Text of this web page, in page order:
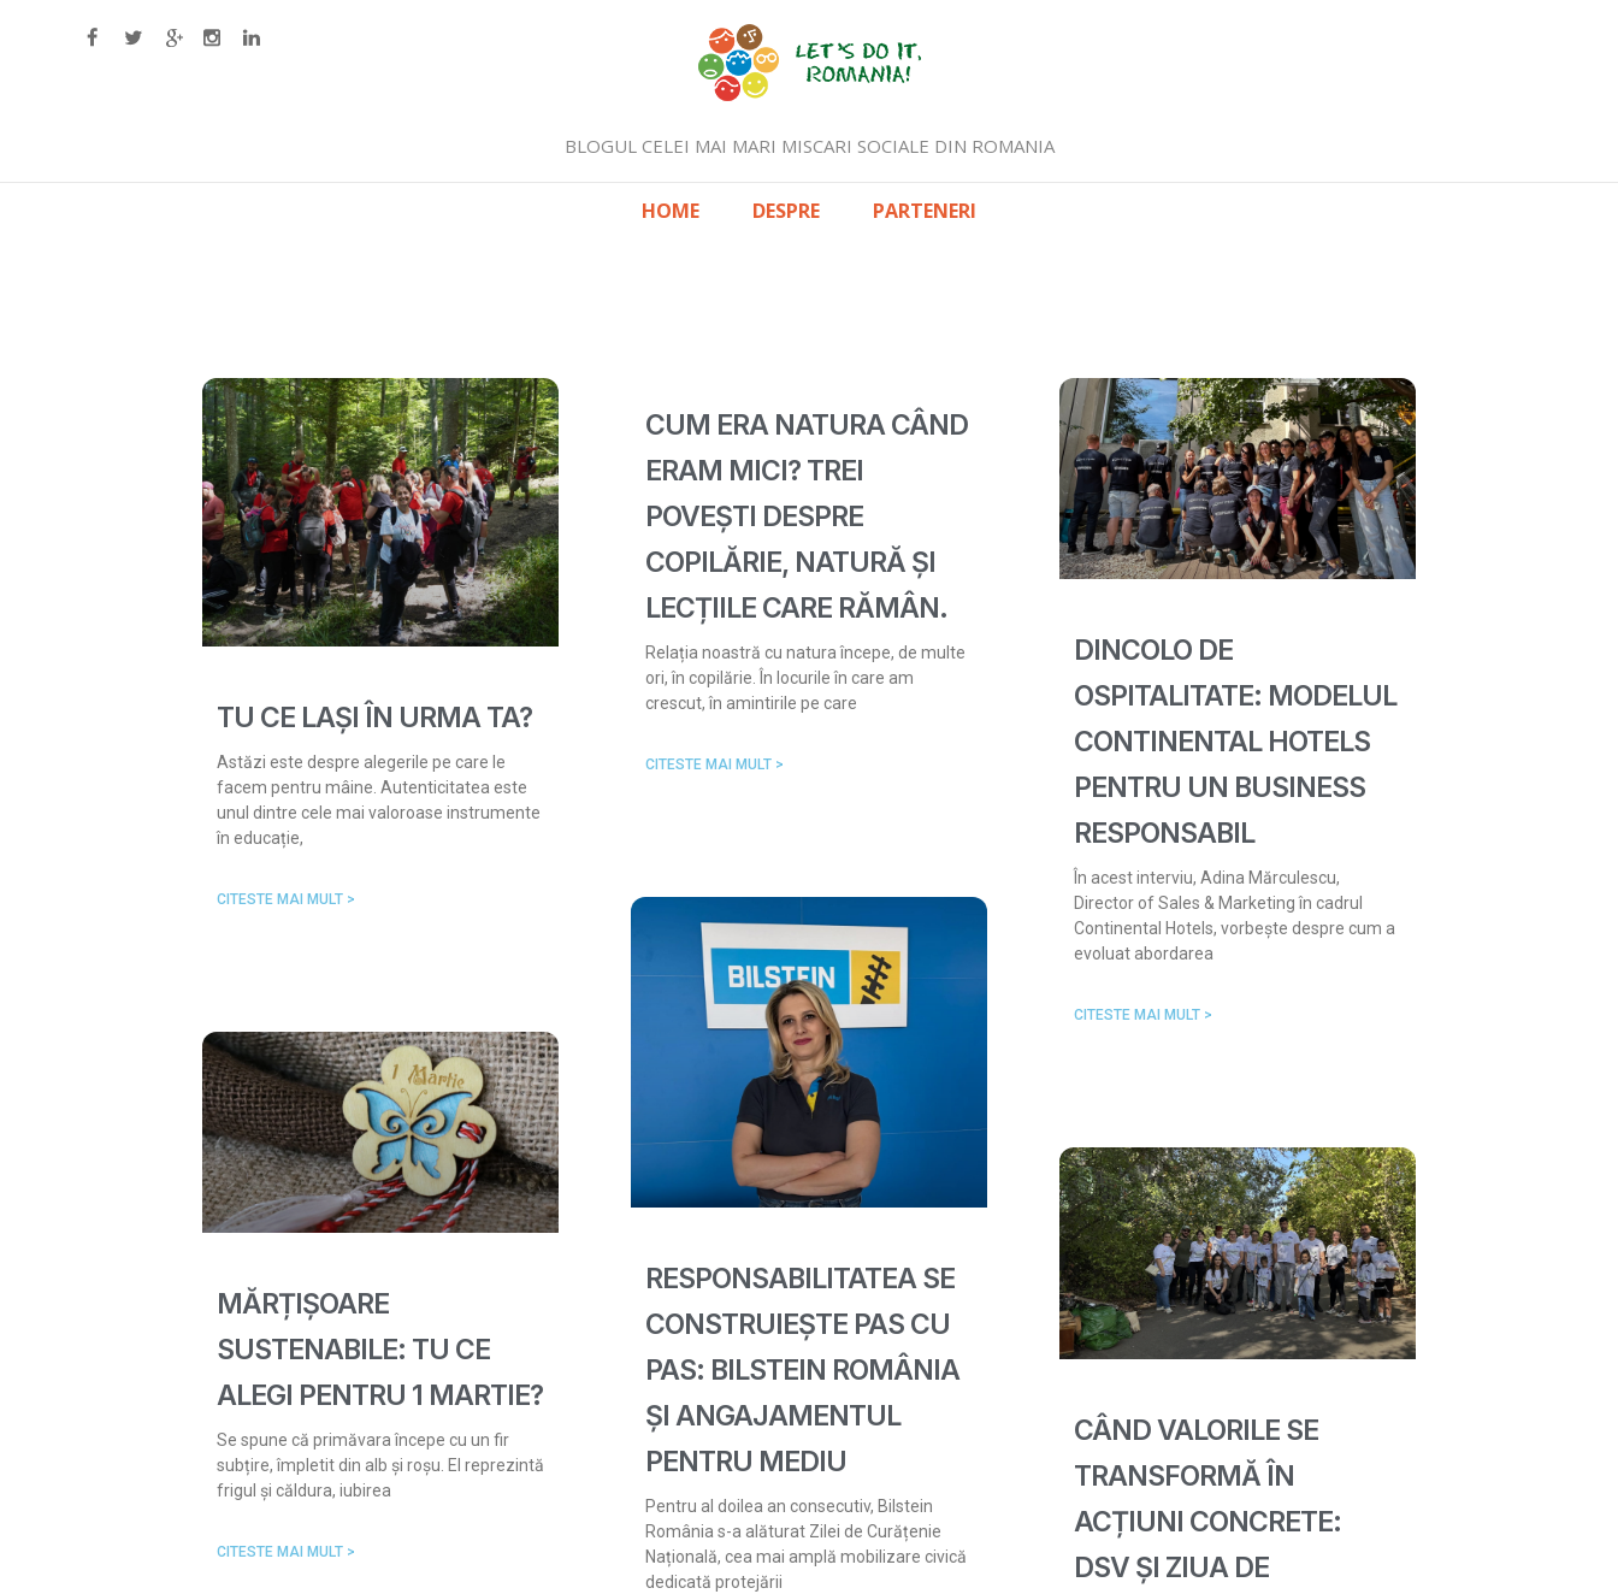
BLOGUL CELEI MAI MARI MISCARI SOCIALE DIN ROMANIA
HOME DESPRE PARTENERI
TU CE LAȘI ÎN URMA TA?
Astăzi este despre alegerile pe care le
facem pentru mâine. Autenticitatea este
unul dintre cele mai valoroase instrumente
în educație,
CITESTE MAI MULT >
CUM ERA NATURA CÂND
ERAM MICI? TREI
POVEȘTI DESPRE
COPILĂRIE, NATURĂ ȘI
LECȚIILE CARE RĂMÂN.
Relația noastră cu natura începe, de multe
ori, în copilărie. În locurile în care am
crescut, în amintirile pe care
CITESTE MAI MULT >
DINCOLO DE
OSPITALITATE: MODELUL
CONTINENTAL HOTELS
PENTRU UN BUSINESS
RESPONSABIL
În acest interviu, Adina Mărculescu,
Director of Sales & Marketing în cadrul
Continental Hotels, vorbește despre cum a
evoluat abordarea
CITESTE MAI MULT >
MĂRȚIȘOARE
SUSTENABILE: TU CE
ALEGI PENTRU 1 MARTIE?
Se spune că primăvara începe cu un fir
subțire, împletit din alb și roșu. El reprezintă
frigul și căldura, iubirea
CITESTE MAI MULT >
RESPONSABILITATEA SE
CONSTRUIEȘTE PAS CU
PAS: BILSTEIN ROMÂNIA
ȘI ANGAJAMENTUL
PENTRU MEDIU
Pentru al doilea an consecutiv, Bilstein
România s-a alăturat Zilei de Curățenie
Națională, cea mai amplă mobilizare civică
dedicată protejării
CÂND VALORILE SE
TRANSFORMĂ ÎN
ACȚIUNI CONCRETE:
DSV ȘI ZIUA DE